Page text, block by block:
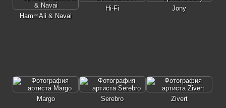
HammAli & Navai
Hi-Fi Jony
Margo Serebro Zivert